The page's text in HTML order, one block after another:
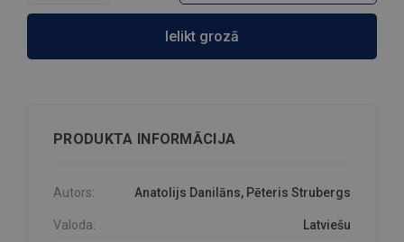
Ielikt grozā
PRODUKTA INFORMĀCIJA
Autors: Anatolijs Danilāns, Pēteris Strubergs
Valoda: Latviešu